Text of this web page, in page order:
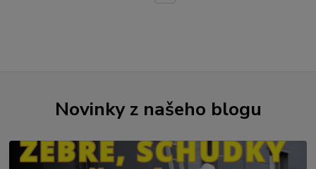
Novinky z našeho blogu